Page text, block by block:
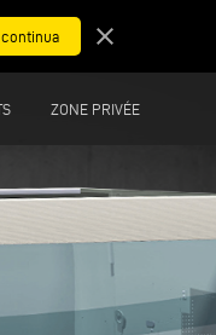
close
ZONE PRIVÉE